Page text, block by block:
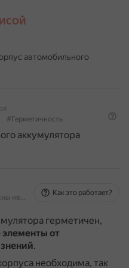
автомобильного
#Герметичность
аккумулятора
На основе источников, возможны неточности
Как это работает?
герметичен,
элементы от
.
необходима, так